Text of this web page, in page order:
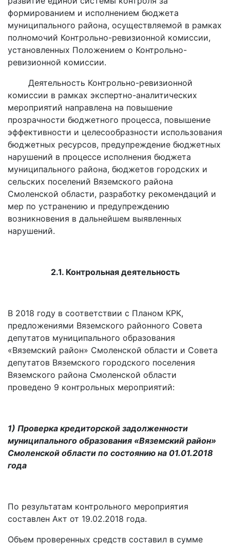
формированием и исполнением бюджета
муниципального района, осуществляемой в рамках
полномочий Контрольно-ревизионной комиссии,
установленных Положением о Контрольно-
ревизионной комиссии.
Деятельность Контрольно-ревизионной
комиссии в рамках экспертно-аналитических
мероприятий направлена на повышение
прозрачности бюджетного процесса, повышение
эффективности и целесообразности использования
бюджетных ресурсов, предупреждение бюджетных
нарушений в процессе исполнения бюджета
муниципального района, бюджетов городских и
сельских поселений Вяземского района
Смоленской области, разработку рекомендаций и
мер по устранению и предупреждению
возникновения в дальнейшем выявленных
нарушений.
2.1. Контрольная деятельность
В 2018 году в соответствии с Планом КРК,
предложениями Вяземского районного Совета
депутатов муниципального образования
«Вяземский район» Смоленской области и Совета
депутатов Вяземского городского поселения
Вяземского района Смоленской области
проведено 9 контрольных мероприятий:
1) Проверка кредиторской задолженности
муниципального образования «Вяземский район»
Смоленской области по состоянию на 01.01.2018
года
По результатам контрольного мероприятия
составлен Акт от 19.02.2018 года.
Объем проверенных средств составил в сумме